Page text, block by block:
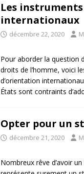
Les
internationaux
décembre 22, 2020
Pour aborder la question
droits de l’homme, voici
d’orientation
États sont contraints
Opter pour un
décembre 21, 2020
Nombreux rêve d’avoir